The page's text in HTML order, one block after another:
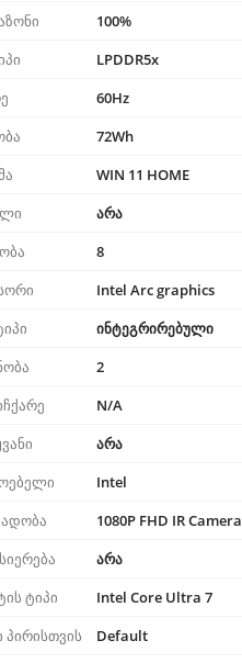
100%
LPDDR5x
60Hz
72Wh
WIN 11 HOME
არა
8
Intel Arc graphics
ინტეგრირებული
2
N/A
არა
Intel
1080P FHD IR Camera
არა
ტიპი
Intel Core Ultra 7
პირისთვის
Default